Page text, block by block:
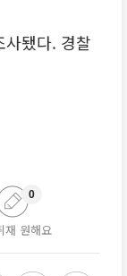
됐다. 경찰
재 원해요
0